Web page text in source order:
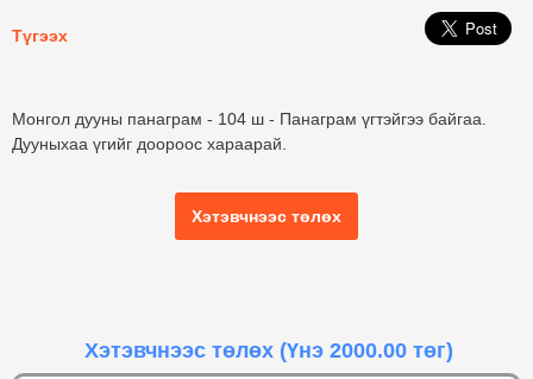
Түгээх
Монгол дууны панаграм - 104 ш - Панаграм үгтэйгээ байгаа.
Дууныхаа үгийг доороос хараарай.
Хэтэвчнээс төлөх
Хэтэвчнээс төлөх (Үнэ 2000.00 төг)